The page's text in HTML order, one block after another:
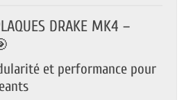
DRAKE MK4 –
et performance pour